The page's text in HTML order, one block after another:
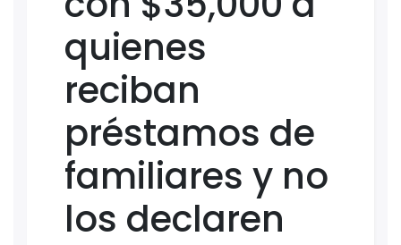
quienes
reciban
préstamos de
familiares y no
los declaren